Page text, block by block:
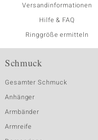
Versandinformationen
Hilfe & FAQ
Ringgröße ermitteln
Schmuck
Gesamter Schmuck
Anhänger
Armbänder
Armreife